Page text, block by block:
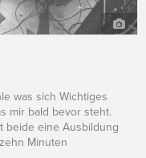
was sich Wichtiges
mir bald bevor steht.
beide eine Ausbildung
Minuten